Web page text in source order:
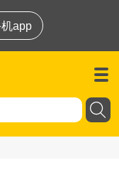
app